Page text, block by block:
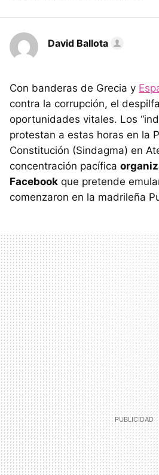
David Ballota
Con banderas de Grecia y
contra la corrupción, el
oportunidades vitales. Los
protestan a estas horas en la
Constitución (Sindagma) en
concentración pacífica
Facebook que pretende
comenzaron en la madrileña